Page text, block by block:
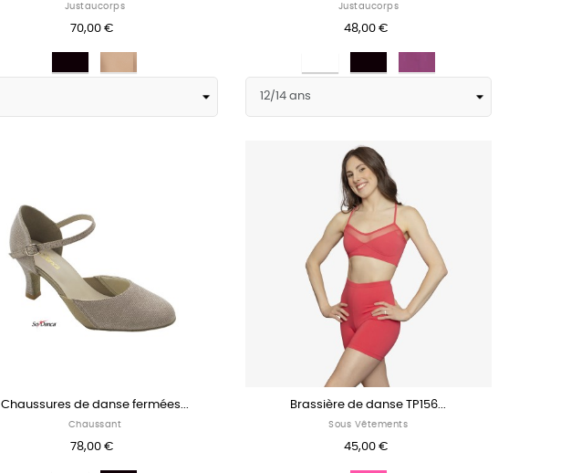
Justaucorps
70,00 €
Justaucorps
48,00 €
Chaussures de danse fermées...
Chaussant
78,00 €
Brassière de danse TP156...
Sous Vêtements
45,00 €